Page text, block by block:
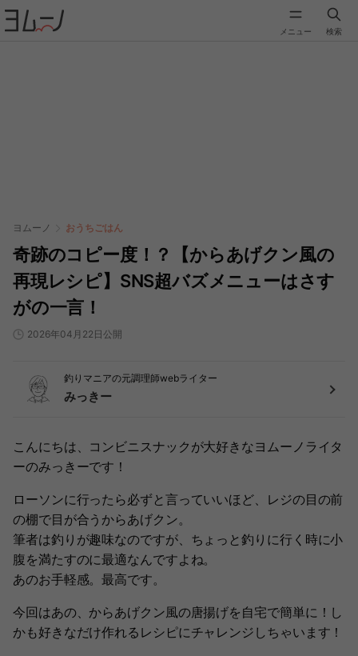
メニュー 検索
ヨムーノ おうちごはん
奇跡のコピー度！？【からあげクン風の
再現レシピ】SNS超バズメニューはさす
がの一言！
2026年04月22日公開
釣りマニアの元調理師webライター
みっきー
こんにちは、コンビニスナックが大好きなヨムーノライタ
ーのみっきーです！
ローソンに行ったら必ずと言っていいほど、レジの目の前
の棚で目が合うからあげクン。
筆者は釣りが趣味なのですが、ちょっと釣りに行く時に小
腹を満たすのに最適なんですよね。
あのお手軽感。最高です。
今回はあの、からあげクン風の唐揚げを自宅で簡単に！し
かも好きなだけ作れるレシピにチャレンジしちゃいます！